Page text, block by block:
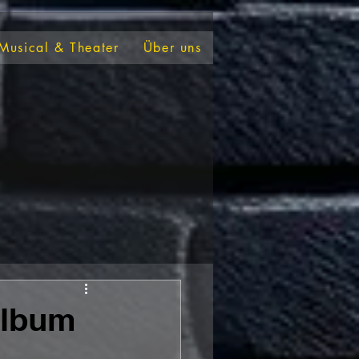
& Theater Über uns